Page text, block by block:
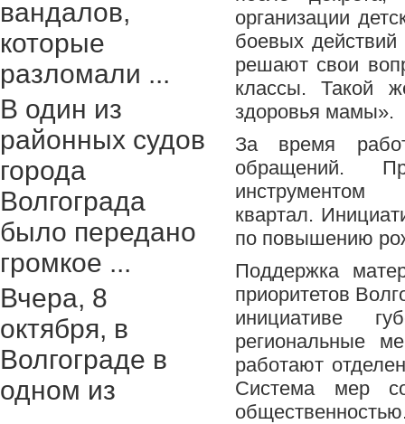
организации
боевых
решают свои
классы. Такой
здоровья мамы».
За время
обращений.
квартал.
по повышению
Поддержка
приоритетов
инициативе
региональные
работают
Система мер
вандалов,
которые
разломали ...
В один из
районных судов
города
Волгограда
было передано
громкое ...
Вчера, 8
октября, в
Волгограде в
одном из